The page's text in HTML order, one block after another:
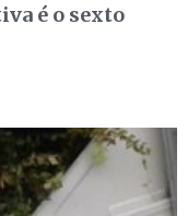
é o sexto